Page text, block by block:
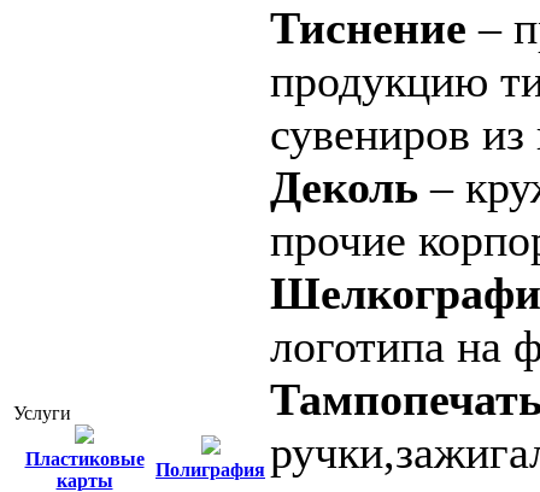
Услуги
Пластиковые
карты
Полиграфия
Тиснение –
продукцию
сувениров
Деколь –
прочие
логотипа на